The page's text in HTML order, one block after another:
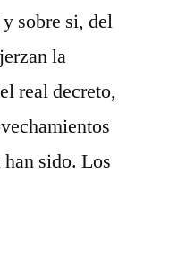
sobre si, del
la
real decreto,
han sido. Los